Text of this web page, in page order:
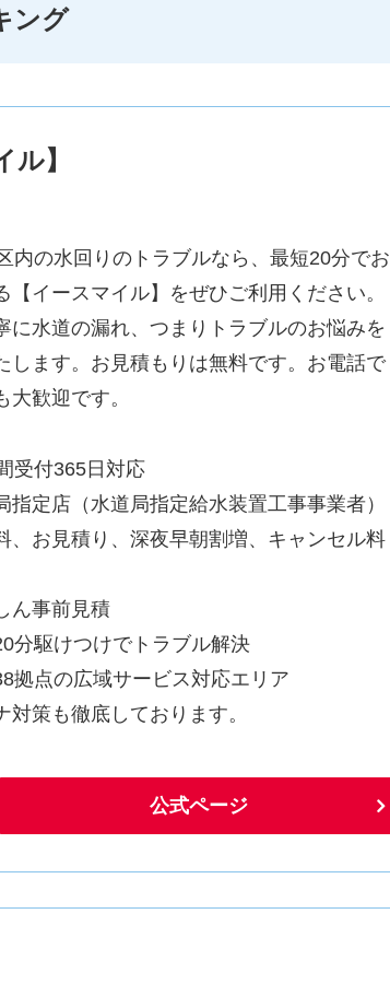
ング
】
内の水回りのトラブルなら、最短20分でお
【イースマイル】をぜひご利用ください。
に水道の漏れ、つまりトラブルのお悩みを
します。お見積もりは無料です。お電話で
大歓迎です。
受付365日対応
指定店（水道局指定給水装置工事事業者）
、お見積り、深夜早朝割増、キャンセル料
ん事前見積
分駆けつけでトラブル解決
拠点の広域サービス対応エリア
対策も徹底しております。
公式ページ